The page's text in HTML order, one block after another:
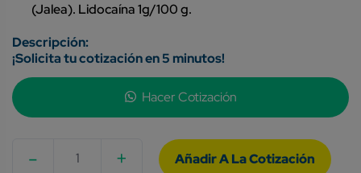
(Jalea). Lidocaína 1g/100 g.
¡Solicita tu cotización en 5 minutos!
Hacer Cotización
- +